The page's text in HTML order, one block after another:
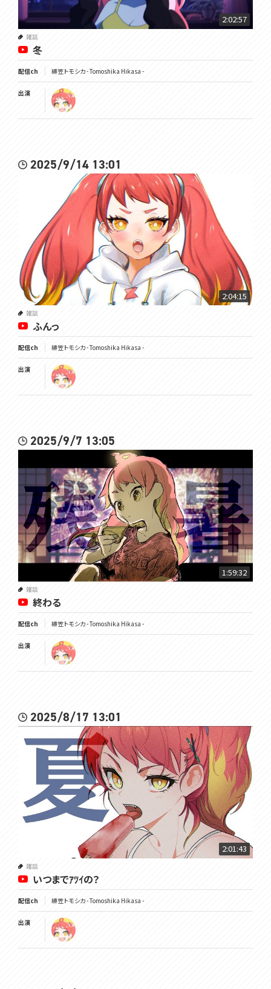
2:02:57
雑談
冬
配信ch 緋笠トモシカ - Tomoshika Hikasa -
出演
2025/9/14 13:01
2:04:15
雑談
ふんっ
配信ch 緋笠トモシカ - Tomoshika Hikasa -
出演
2025/9/7 13:05
1:59:32
雑談
終わる
配信ch 緋笠トモシカ - Tomoshika Hikasa -
出演
2025/8/17 13:01
2:01:43
雑談
いつまでｱﾂｲの？
配信ch 緋笠トモシカ - Tomoshika Hikasa -
出演